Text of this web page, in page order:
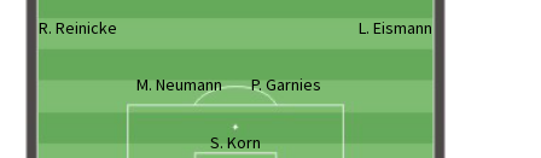
R. Reinicke L. Eismann
M. Neumann P. Garnies
S. Korn